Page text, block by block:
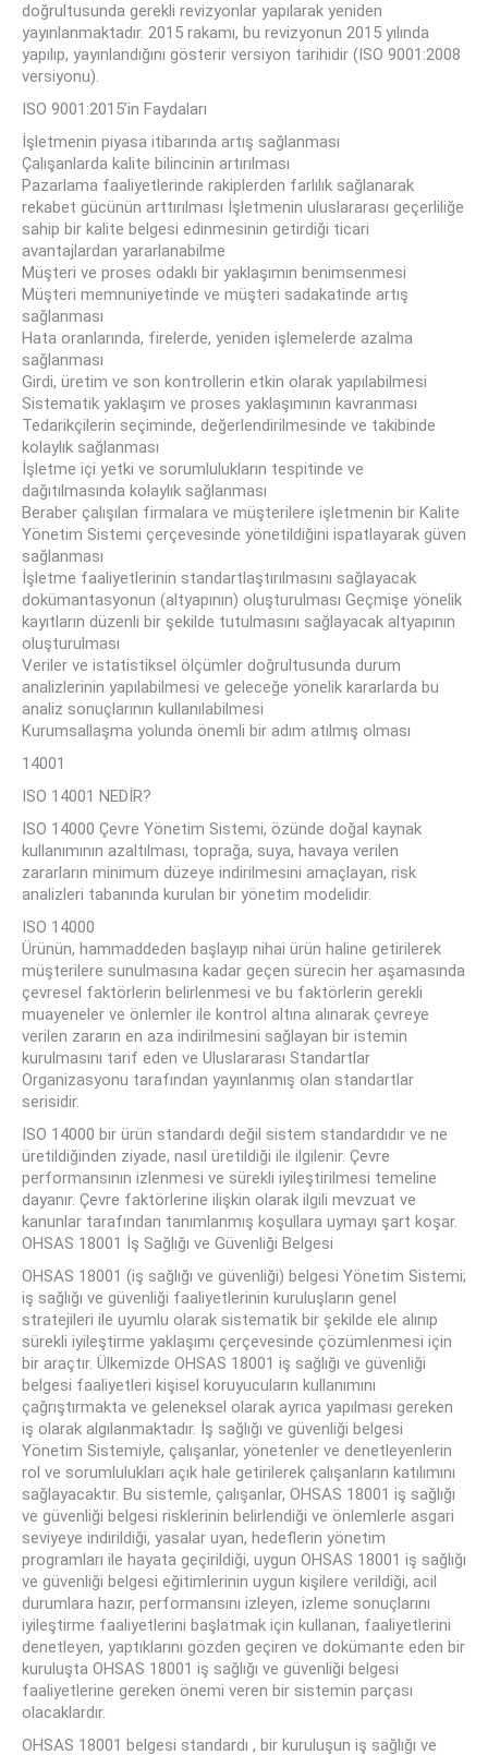
doğrultusunda gerekli revizyonlar yapılarak yeniden
yayınlanmaktadır. 2015 rakamı, bu revizyonun 2015 yılında
yapılıp, yayınlandığını gösterir versiyon tarihidir (ISO 9001:2008
versiyonu).
ISO 9001:2015’in Faydaları
İşletmenin piyasa itibarında artış sağlanması
Çalışanlarda kalite bilincinin artırılması
Pazarlama faaliyetlerinde rakiplerden farlılık sağlanarak
rekabet gücünün arttırılması İşletmenin uluslararası geçerliliğe
sahip bir kalite belgesi edinmesinin getirdiği ticari
avantajlardan yararlanabilme
Müşteri ve proses odaklı bir yaklaşımın benimsenmesi
Müşteri memnuniyetinde ve müşteri sadakatinde artış
sağlanması
Hata oranlarında, firelerde, yeniden işlemelerde azalma
sağlanması
Girdi, üretim ve son kontrollerin etkin olarak yapılabilmesi
Sistematik yaklaşım ve proses yaklaşımının kavranması
Tedarikçilerin seçiminde, değerlendirilmesinde ve takibinde
kolaylık sağlanması
İşletme içi yetki ve sorumlulukların tespitinde ve
dağıtılmasında kolaylık sağlanması
Beraber çalışılan firmalara ve müşterilere işletmenin bir Kalite
Yönetim Sistemi çerçevesinde yönetildiğini ispatlayarak güven
sağlanması
İşletme faaliyetlerinin standartlaştırılmasını sağlayacak
dokümantasyonun (altyapının) oluşturulması Geçmişe yönelik
kayıtların düzenli bir şekilde tutulmasını sağlayacak altyapının
oluşturulması
Veriler ve istatistiksel ölçümler doğrultusunda durum
analizlerinin yapılabilmesi ve geleceğe yönelik kararlarda bu
analiz sonuçlarının kullanılabilmesi
Kurumsallaşma yolunda önemli bir adım atılmış olması
14001
ISO 14001 NEDİR?
ISO 14000 Çevre Yönetim Sistemi, özünde doğal kaynak
kullanımının azaltılması, toprağa, suya, havaya verilen
zararların minimum düzeye indirilmesini amaçlayan, risk
analizleri tabanında kurulan bir yönetim modelidir.
ISO 14000
Ürünün, hammaddeden başlayıp nihai ürün haline getirilerek
müşterilere sunulmasına kadar geçen sürecin her aşamasında
çevresel faktörlerin belirlenmesi ve bu faktörlerin gerekli
muayeneler ve önlemler ile kontrol altına alınarak çevreye
verilen zararın en aza indirilmesini sağlayan bir istemin
kurulmasını tarif eden ve Uluslararası Standartlar
Organizasyonu tarafından yayınlanmış olan standartlar
serisidir.
ISO 14000 bir ürün standardı değil sistem standardıdır ve ne
üretildiğinden ziyade, nasıl üretildiği ile ilgilenir. Çevre
performansının izlenmesi ve sürekli iyileştirilmesi temeline
dayanır. Çevre faktörlerine ilişkin olarak ilgili mevzuat ve
kanunlar tarafından tanımlanmış koşullara uymayı şart koşar.
OHSAS 18001 İş Sağlığı ve Güvenliği Belgesi
OHSAS 18001 (iş sağlığı ve güvenliği) belgesi Yönetim Sistemi;
iş sağlığı ve güvenliği faaliyetlerinin kuruluşların genel
stratejileri ile uyumlu olarak sistematik bir şekilde ele alınıp
sürekli iyileştirme yaklaşımı çerçevesinde çözümlenmesi için
bir araçtır. Ülkemizde OHSAS 18001 iş sağlığı ve güvenliği
belgesi faaliyetleri kişisel koruyucuların kullanımını
çağrıştırmakta ve geleneksel olarak ayrıca yapılması gereken
iş olarak algılanmaktadır. İş sağlığı ve güvenliği belgesi
Yönetim Sistemiyle, çalışanlar, yönetenler ve denetleyenlerin
rol ve sorumlulukları açık hale getirilerek çalışanların katılımını
sağlayacaktır. Bu sistemle, çalışanlar, OHSAS 18001 iş sağlığı
ve güvenliği belgesi risklerinin belirlendiği ve önlemlerle asgari
seviyeye indirildiği, yasalar uyan, hedeflerin yönetim
programları ile hayata geçirildiği, uygun OHSAS 18001 iş sağlığı
ve güvenliği belgesi eğitimlerinin uygun kişilere verildiği, acil
durumlara hazır, performansını izleyen, izleme sonuçlarını
iyileştirme faaliyetlerini başlatmak için kullanan, faaliyetlerini
denetleyen, yaptıklarını gözden geçiren ve dokümante eden bir
kuruluşta OHSAS 18001 iş sağlığı ve güvenliği belgesi
faaliyetlerine gereken önemi veren bir sistemin parçası
olacaklardır.
OHSAS 18001 belgesi standardı , bir kuruluşun iş sağlığı ve